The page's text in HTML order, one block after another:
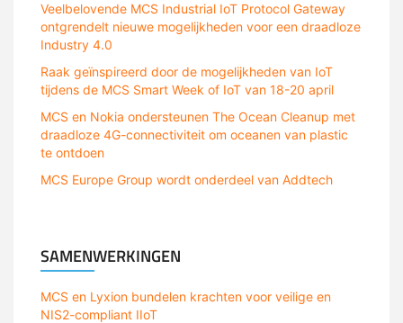
Veelbelovende MCS Industrial IoT Protocol Gateway
ontgrendelt nieuwe mogelijkheden voor een draadloze
Industry 4.0
Raak geïnspireerd door de mogelijkheden van IoT
tijdens de MCS Smart Week of IoT van 18-20 april
MCS en Nokia ondersteunen The Ocean Cleanup met
draadloze 4G-connectiviteit om oceanen van plastic
te ontdoen
MCS Europe Group wordt onderdeel van Addtech
SAMENWERKINGEN
MCS en Lyxion bundelen krachten voor veilige en
NIS2-compliant IIoT